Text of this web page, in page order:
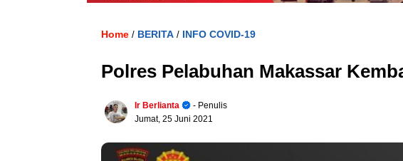
Home / BERITA / INFO COVID-19
Polres Pelabuhan Makassar
Ir Berlianta
- Penulis
Jumat, 25 Juni 2021